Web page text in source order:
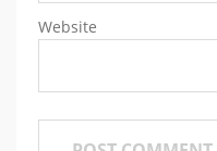
Website